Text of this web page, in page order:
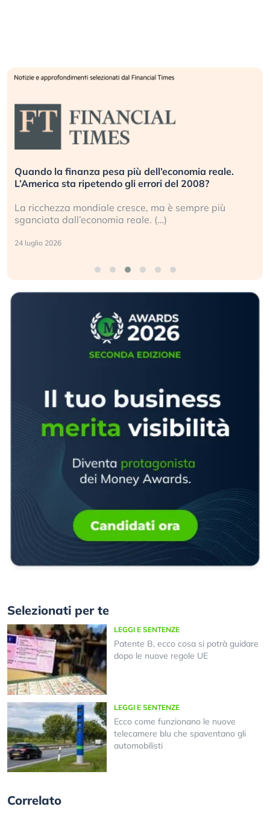
Quando la finanza pesa più dell’economia reale.
L’America sta ripetendo gli errori del 2008?
La ricchezza mondiale cresce, ma è sempre più
sganciata dall’economia reale. (…)
24 luglio 2026
Selezionati per te
LEGGI E SENTENZE
Patente B, ecco cosa si potrà guidare
dopo le nuove regole UE
LEGGI E SENTENZE
Ecco come funzionano le nuove
telecamere blu che spaventano gli
automobilisti
Correlato